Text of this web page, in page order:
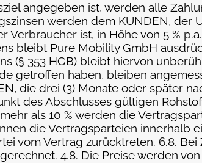
angegeben ist, werden alle
werden dem KUNDEN, der
ist, in Höhe von 5 %
bleibt Pure Mobility GmbH
(§ 353 HGB) bleibt hiervon
getroffen haben, bleiben
die drei (3) Monate oder später
des Abschlusses gültigen
als 10 % werden die
die Vertragsparteien innerhalb
vom Vertrag zurücktreten. 6.8.
4.8. Die Preise werden